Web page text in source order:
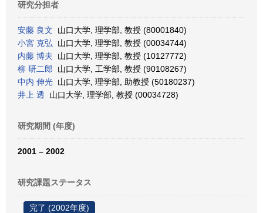
研究分担者
安藤 良文 山口大学, 理学部, 教授 (80001840)
小宮 克弘 山口大学, 理学部, 教授 (00034744)
内藤 博夫 山口大学, 理学部, 教授 (10127772)
柳 研二郎 山口大学, 工学部, 教授 (90108267)
中内 伸光 山口大学, 理学部, 助教授 (50180237)
井上 透 山口大学, 理学部, 教授 (00034728)
研究期間 (年度)
2001 – 2002
研究課題ステータス
完了 (2002年度)